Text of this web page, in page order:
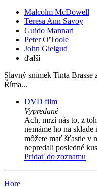
Malcolm McDowell
Teresa Ann Savoy
Guido Mannari
Peter O'Toole
John Gielgud
ďalší
Slavný snímek Tinta Brasse
Říma...
DVD film
Vypredané
Ach, mrzí nás to, z
nemáme ho na
môžete mať šťastie v
nepredali posledné
Pridať do zoznamu
Hore